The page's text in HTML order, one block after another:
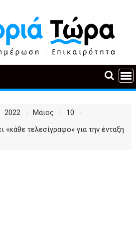
2022 Μάιος
10
«κάθε τελεσίγραφο» για την ένταξη